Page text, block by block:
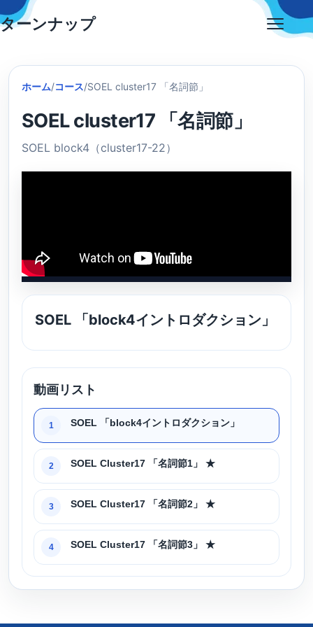
Skip
to
ターンナップ
ホーム/コース/SOEL cluster17 「名詞節」
SOEL cluster17 「名詞節」
SOEL block4（cluster17-22）
SOEL 「block4イントロダクション」
動画リスト
1 SOEL 「block4イントロダクション」
2 SOEL Cluster17 「名詞節1」 ★
3 SOEL Cluster17 「名詞節2」 ★
4 SOEL Cluster17 「名詞節3」 ★